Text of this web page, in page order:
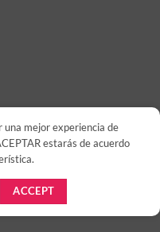
una mejor experiencia de
estarás de acuerdo
ACCEPT